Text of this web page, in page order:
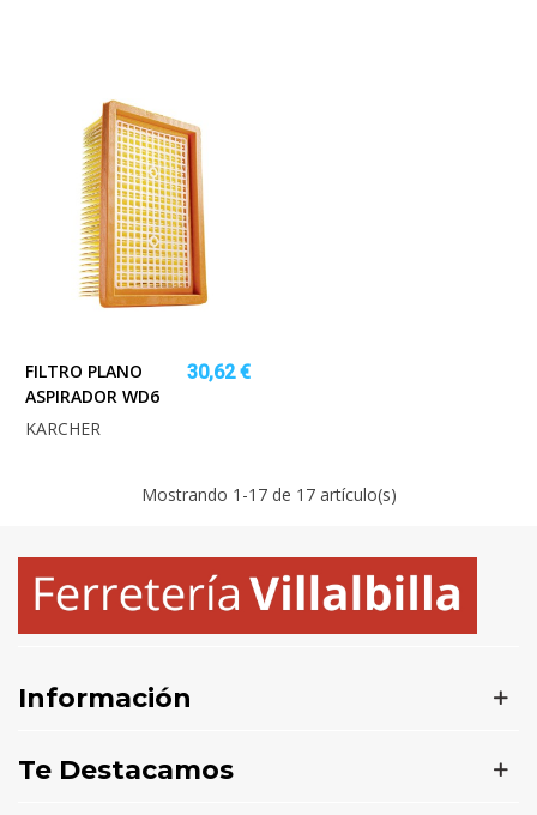
FILTRO PLANO
ASPIRADOR WD6
30,62 €
KARCHER
Mostrando 1 -17 de 17 artículo(s)
Información
Te Destacamos